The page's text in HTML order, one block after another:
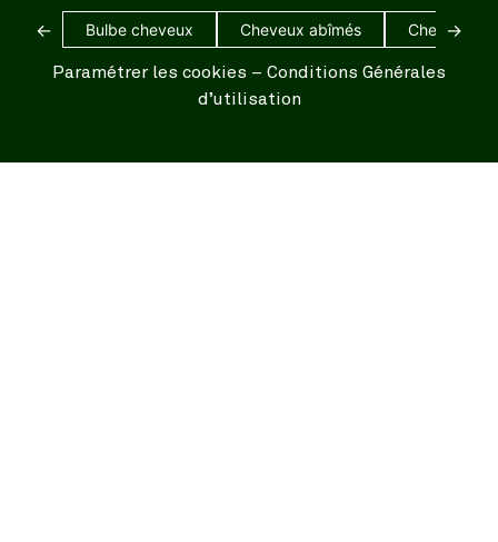
← Bulbe cheveux Cheveux abîmés Cheveux
→
Paramétrer les cookies – Conditions Générales
d’utilisation